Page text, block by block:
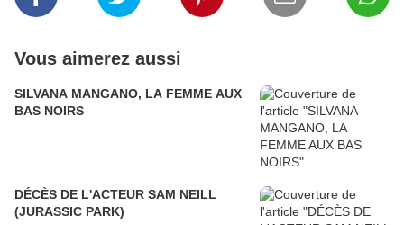
Vous aimerez aussi
SILVANA MANGANO, LA FEMME AUX
BAS NOIRS
DÉCÈS DE L'ACTEUR SAM NEILL
(JURASSIC PARK)